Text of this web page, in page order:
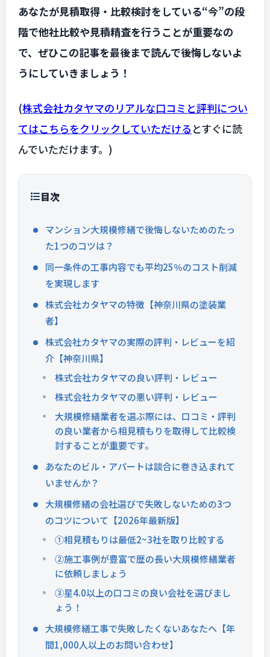
あなたが見積取得・比較検討をしている“今”の段
階で他社比較や見積精査を行うことが重要なの
で、ぜひこの記事を最後まで読んで後悔しないよ
うにしていきましょう！
(株式会社カタヤマのリアルな口コミと評判につい
てはこちらをクリックしていただける とすぐに読
んでいただけます。)
目次
マンション大規模修繕で後悔しないためのたっ
た1つのコツは？
同一条件の工事内容でも平均25％のコスト削減
を実現します
株式会社カタヤマの特徴【神奈川県の塗装業
者】
株式会社カタヤマの実際の評判・レビューを紹
介【神奈川県】
株式会社カタヤマの良い評判・レビュー
株式会社カタヤマの悪い評判・レビュー
大規模修繕業者を選ぶ際には、口コミ・評判
の良い業者から相見積もりを取得して比較検
討することが重要です。
あなたのビル・アパートは談合に巻き込まれて
いませんか？
大規模修繕の会社選びで失敗しないための3つ
のコツについて【2026年最新版】
①相見積もりは最低2~3社を取り比較する
②施工事例が豊富で歴の長い大規模修繕業者
に依頼しましょう
③星4.0以上の口コミの良い会社を選びまし
ょう！
大規模修繕工事で失敗したくないあなたへ【年
間1,000人以上のお問い合わせ】